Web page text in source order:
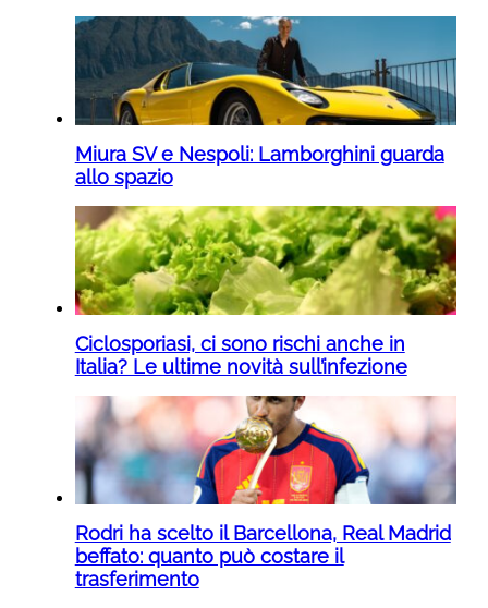
Miura SV e Nespoli: Lamborghini guarda
allo spazio
Ciclosporiasi, ci sono rischi anche in
Italia? Le ultime novità sull’infezione
Rodri ha scelto il Barcellona, Real Madrid
beffato: quanto può costare il
trasferimento